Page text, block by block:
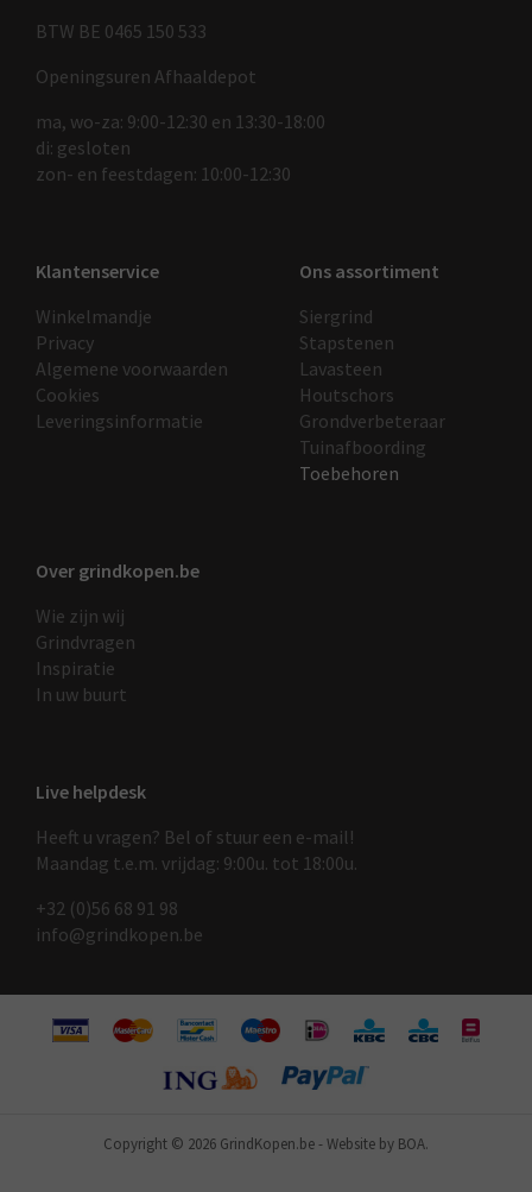
BTW BE 0465 150 533
Openingsuren Afhaaldepot
ma, wo-za: 9:00-12:30 en 13:30-18:00
di: gesloten
zon- en feestdagen: 10:00-12:30
Klantenservice
Winkelmandje
Privacy
Algemene voorwaarden
Cookies
Leveringsinformatie
Ons assortiment
Siergrind
Stapstenen
Lavasteen
Houtschors
Grondverbeteraar
Tuinafboording
Toebehoren
Over grindkopen.be
Wie zijn wij
Grindvragen
Inspiratie
In uw buurt
Live helpdesk
Heeft u vragen? Bel of stuur een e-mail!
Maandag t.e.m. vrijdag: 9:00u. tot 18:00u.
+32 (0)56 68 91 98
info@grindkopen.be
Copyright © 2026 GrindKopen.be-Website by BOA.